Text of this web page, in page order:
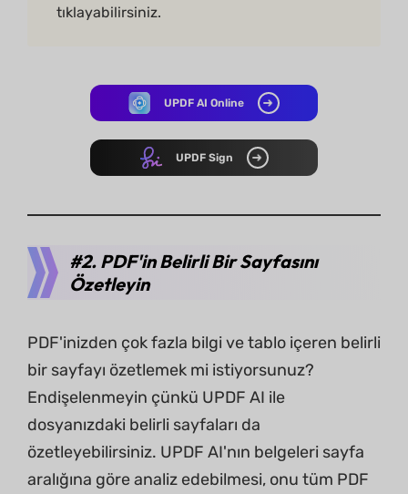
tıklayabilirsiniz.
UPDF AI Online
UPDF Sign
#2. PDF'in Belirli Bir Sayfasını
Özetleyin
PDF'inizden çok fazla bilgi ve tablo içeren belirli
bir sayfayı özetlemek mi istiyorsunuz?
Endişelenmeyin çünkü UPDF AI ile
dosyanızdaki belirli sayfaları da
özetleyebilirsiniz. UPDF AI'nın belgeleri sayfa
aralığına göre analiz edebilmesi, onu tüm PDF